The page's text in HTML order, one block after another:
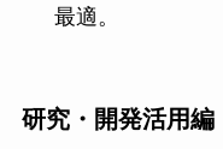
最適。
研究・開発活用編